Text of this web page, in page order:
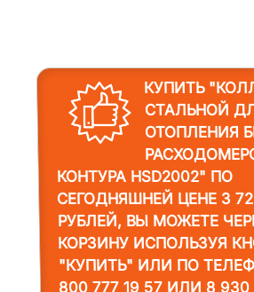
КУПИТЬ
СТАЛЬНОЙ
ОТОПЛЕНИЯ
КОНТУРА HSD2002" ПО
СЕГОДНЯШНЕЙ ЦЕНЕ 3
РУБЛЕЙ, ВЫ МОЖЕТЕ
КОРЗИНУ ИСПОЛЬЗУЯ
"КУПИТЬ" ИЛИ ПО
800 777 19 57ИЛИ 8 930